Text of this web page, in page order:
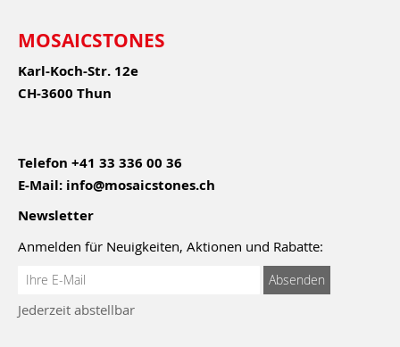
MOSAICSTONES
Karl-Koch-Str. 12e
CH-3600 Thun
Telefon +41 33 336 00 36
E-Mail: info@mosaicstones.ch
Newsletter
Anmelden für Neuigkeiten, Aktionen und Rabatte:
Anmeldung
Newsletter:
Absenden
Jederzeit abstellbar